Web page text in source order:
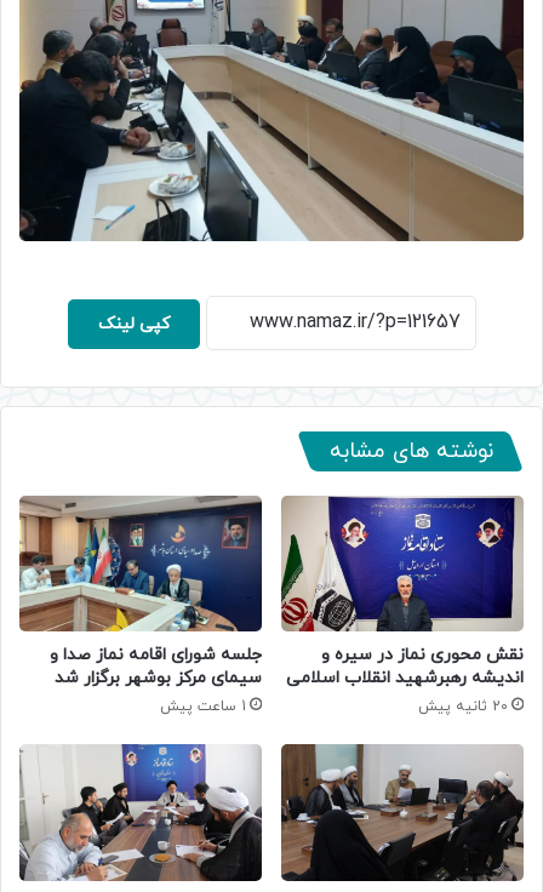
کپی لینک
نوشته های مشابه
نقش محوری نماز در سیره و
اندیشه رهبرشهید انقلاب اسلامی
20 ثانیه پیش
جلسه شورای اقامه نماز صدا و
سیمای مرکز بوشهر برگزار شد
1 ساعت پیش